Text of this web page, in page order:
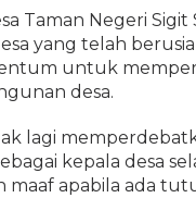
Taman Negeri
yang telah
untuk
desa.
lagi
kepala desa
maaf apabila ada